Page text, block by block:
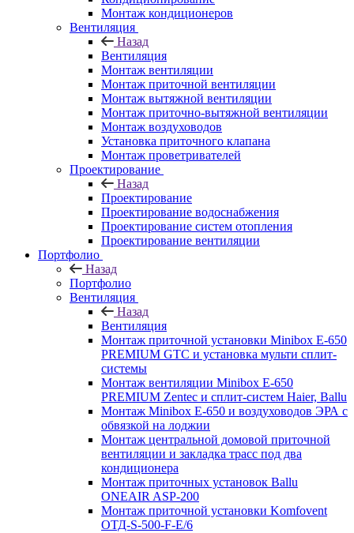
Монтаж кондиционеров
Вентиляция
Назад
Вентиляция
Монтаж вентиляции
Монтаж приточной вентиляции
Монтаж вытяжной вентиляции
Монтаж приточно-вытяжной вентиляции
Монтаж воздуховодов
Установка приточного клапана
Монтаж проветривателей
Проектирование
Назад
Проектирование
Проектирование водоснабжения
Проектирование систем отопления
Проектирование вентиляции
Портфолио
Назад
Портфолио
Вентиляция
Назад
Вентиляция
Монтаж приточной установки Minibox E-650
PREMIUM GTC и установка мульти сплит-
системы
Монтаж вентиляции Minibox E-650
PREMIUM Zentec и сплит-систем Haier, Ballu
Монтаж Minibox E-650 и воздуховодов ЭРА с
обвязкой на лоджии
Монтаж центральной домовой приточной
вентиляции и закладка трасс под два
кондиционера
Монтаж приточных установок Ballu
ONEAIR ASP-200
Монтаж приточной установки Komfovent
ОТД-S-500-F-E/6